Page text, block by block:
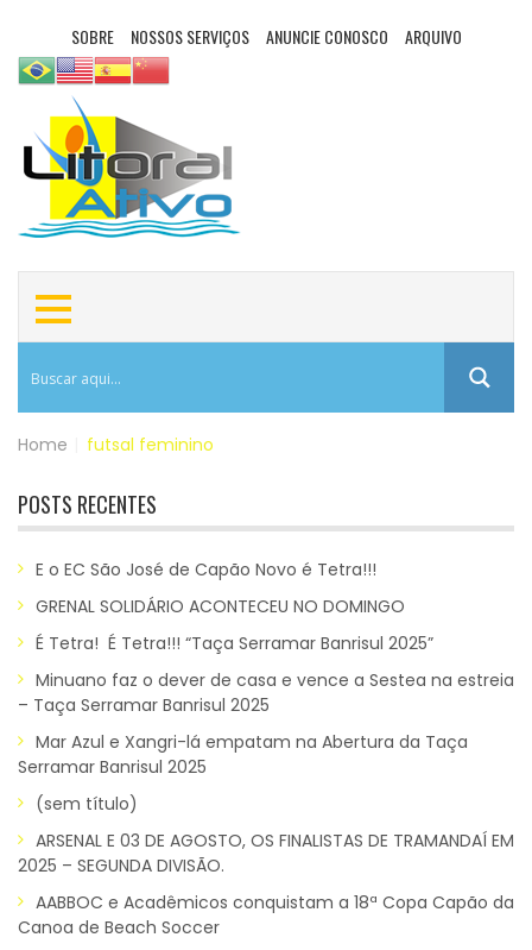
SOBRE NOSSOS SERVIÇOS ANUNCIE CONOSCO ARQUIVO
Home futsal feminino
POSTS RECENTES
E o EC São José de Capão Novo é Tetra!!!
GRENAL SOLIDÁRIO ACONTECEU NO DOMINGO
É Tetra! É Tetra!!! “Taça Serramar Banrisul 2025”
Minuano faz o dever de casa e vence a Sestea na estreia
– Taça Serramar Banrisul 2025
Mar Azul e Xangri-lá empatam na Abertura da Taça
Serramar Banrisul 2025
(sem título)
ARSENAL E 03 DE AGOSTO, OS FINALISTAS DE TRAMANDAÍ EM
2025 – SEGUNDA DIVISÃO.
AABBOC e Acadêmicos conquistam a 18ª Copa Capão da
Canoa de Beach Soccer